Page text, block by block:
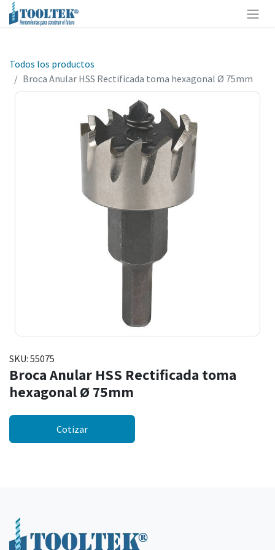
Todos los productos
Broca Anular HSS Rectificada toma hexagonal Ø 75mm
SKU: 55075
Broca Anular HSS Rectificada toma
hexagonal Ø 75mm
Cotizar